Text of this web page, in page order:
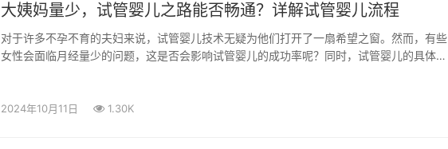
大姨妈量少，试管婴儿之路能否畅通？详解试管婴儿流程
对于许多不孕不育的夫妇来说，试管婴儿技术无疑为他们打开了一扇希望之窗。然而，有些
女性会面临月经量少的问题，这是否会影响试管婴儿的成功率呢？同时，试管婴儿的具体流
2024年10月11日 1.30K